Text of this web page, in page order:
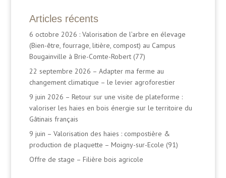
Articles récents
6 octobre 2026 : Valorisation de l’arbre en élevage
(Bien-être, fourrage, litière, compost) au Campus
Bougainville à Brie-Comte-Robert (77)
22 septembre 2026 – Adapter ma ferme au
changement climatique – le levier agroforestier
9 juin 2026 – Retour sur une visite de plateforme :
valoriser les haies en bois énergie sur le territoire du
Gâtinais français
9 juin – Valorisation des haies : compostière &
production de plaquette – Moigny-sur-Ecole (91)
Offre de stage – Filière bois agricole